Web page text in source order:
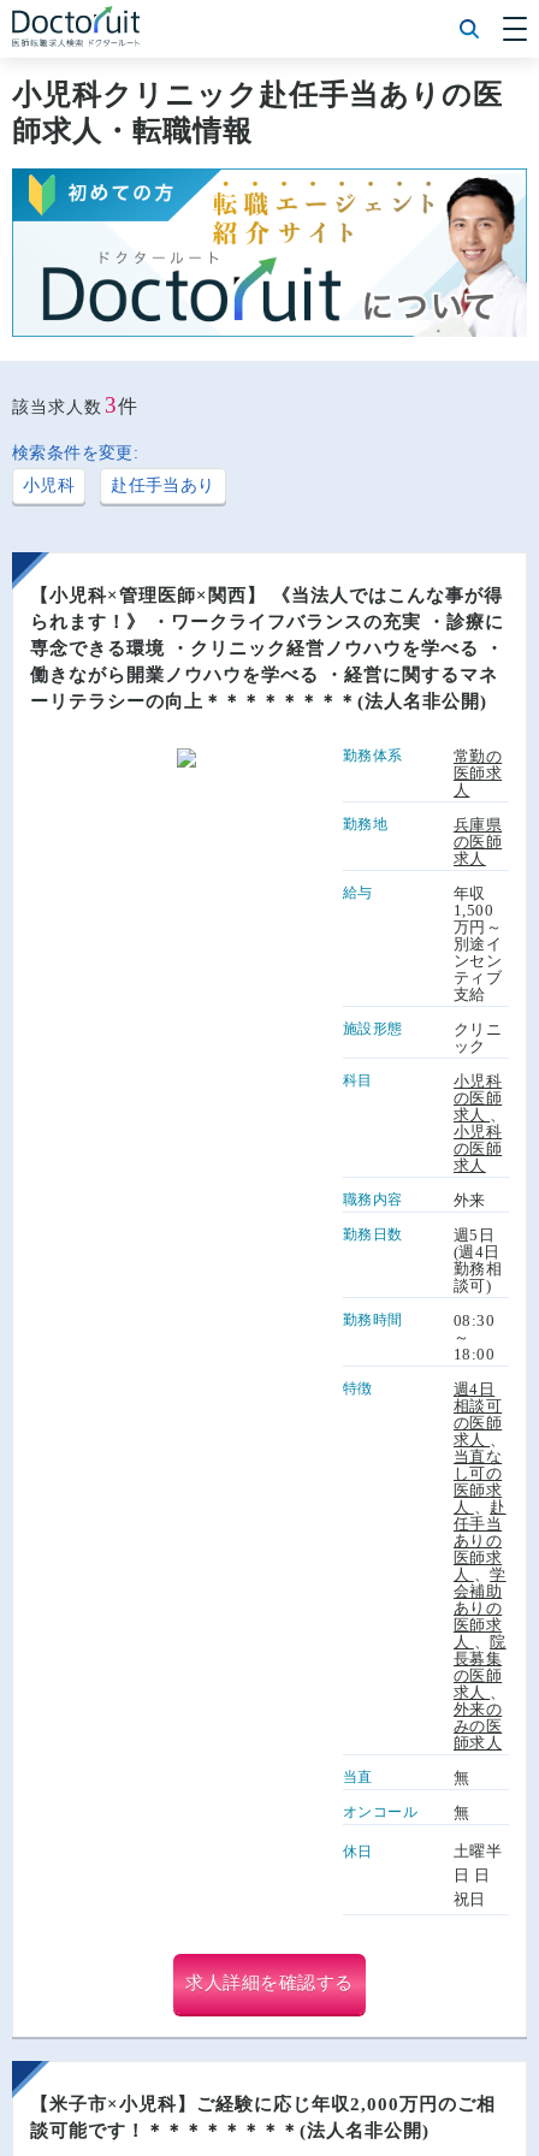
[常勤] 科目から探す
[常勤] 特徴から探す
[非常勤] エリアから探す
[非常勤] 科目から探す
Doctoruit医師転職特集
Doctoruitについて
運営者情報
プライバシーポリシー
小児科クリニック赴任手当ありの医
師求人・転職情報
該当求人数 3件
検索条件を変更:
小児科
赴任手当あり
【小児科×管理医師×関西】 《当法人ではこんな事が得
られます！》 ・ワークライフバランスの充実 ・診療に
専念できる環境 ・クリニック経営ノウハウを学べる ・
働きながら開業ノウハウを学べる ・経営に関するマネ
ーリテラシーの向上＊＊＊＊＊＊＊＊(法人名非公開)
勤務体系
常勤の
医師求
人
勤務地
兵庫県
の医師
求人
給与
年収
1,500
万円～
別途イ
ンセン
ティブ
支給
施設形態
クリニ
ック
科目
小児科
の医師
求人
小児科
の医師
求人
職務内容 外来
勤務日数
週5日
(週4日
勤務相
談可)
勤務時間
08:30
～
18:00
特徴
週4日
相談可
の医師
求人
当直な
し可の
医師求
人
赴
任手当
ありの
医師求
人
、学
会補助
ありの
医師求
人
院
長募集
の医師
求人
外来の
みの医
師求人
当直 無
オンコール 無
休日
土曜半
日 日
祝日
求人詳細を確認する
【米子市×小児科】ご経験に応じ年収2,000万円のご相
談可能です！＊＊＊＊＊＊＊＊(法人名非公開)